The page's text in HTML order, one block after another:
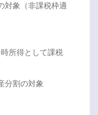
対象（非課税枠適
所得として課税
分割の対象